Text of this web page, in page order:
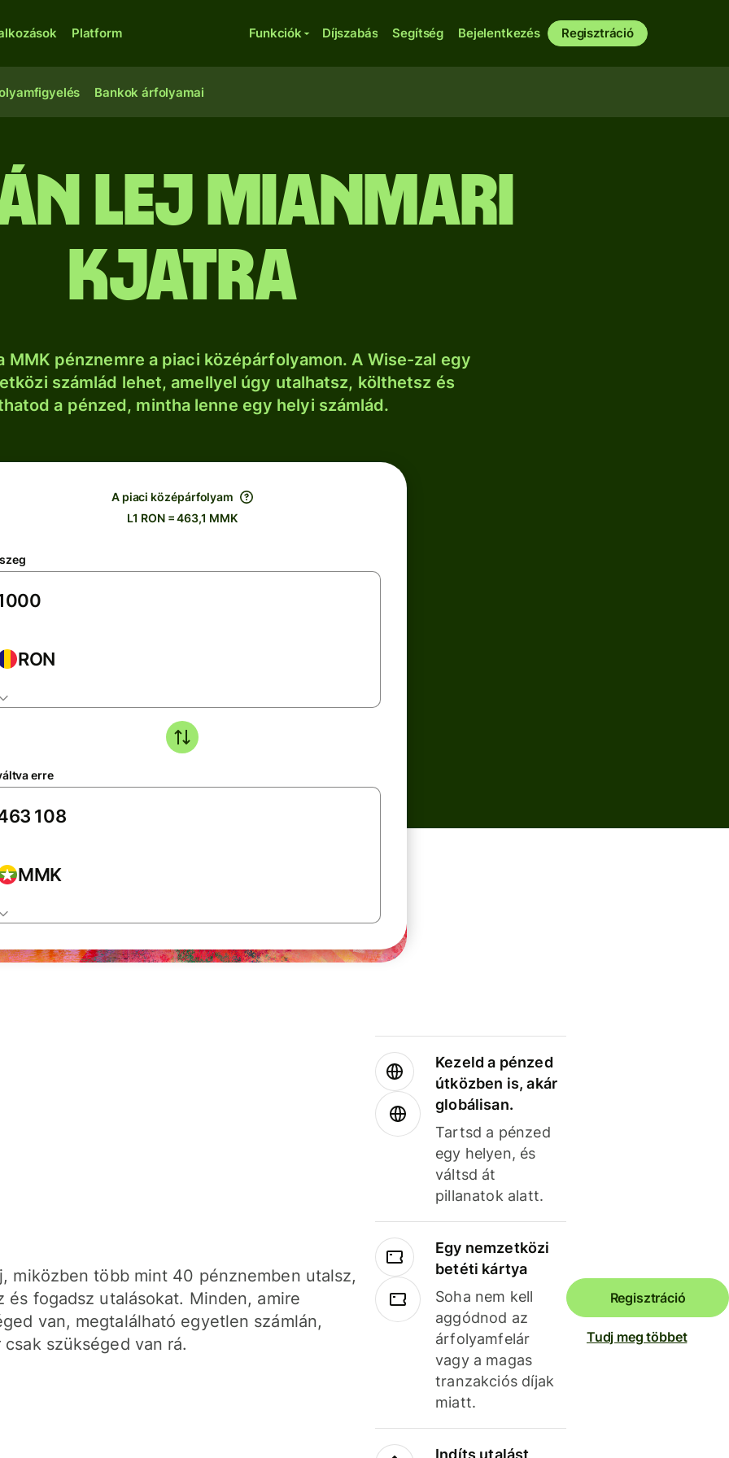
Platform Funkciók Díjszabás Segítség Bejelentkezés Regisztráció
Bankok árfolyamai
lej mianmari
kjatra
MMK pénznemre a piaci középárfolyamon. A Wise-zal egy
számlád lehet, amellyel úgy utalhatsz, költhetsz és
a pénzed, mintha lenne egy helyi számlád.
A piaci középárfolyam
L1 RON = 463,1 MMK
RON
erre
MMK
miközben több mint 40 pénznemben utalsz,
és fogadsz utalásokat. Minden, amire
van, megtalálható egyetlen számlán,
csak szükséged van rá.
Kezeld a pénzed
útközben is, akár
globálisan.
Tartsd a pénzed
egy helyen, és
váltsd át
pillanatok alatt.
Egy nemzetközi
betéti kártya
Soha nem kell
aggódnod az
árfolyamfelár
vagy a magas
tranzakciós díjak
miatt.
Indíts utalást
Regisztráció
Tudj meg többet